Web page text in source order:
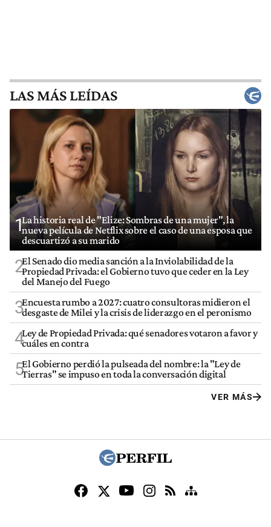
LAS MÁS LEÍDAS
1La historia real de "Elize: Sombras de una mujer", la
nueva película de Netflix sobre el caso de una esposa que
descuartizó a su marido
2El Senado dio media sanción a la Inviolabilidad de la
Propiedad Privada: el Gobierno tuvo que ceder en la Ley
del Manejo del Fuego
3Encuesta rumbo a 2027: cuatro consultoras midieron el
desgaste de Milei y la crisis de liderazgo en el peronismo
4Ley de Propiedad Privada: qué senadores votaron a favor y
cuáles en contra
5El Gobierno perdió la pulseada del nombre: la "Ley de
Tierras" se impuso en toda la conversación digital
VER MÁS